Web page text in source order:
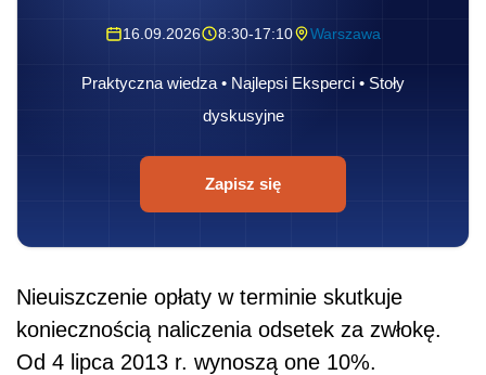
16.09.2026 8:30-17:10 Warszawa
Praktyczna wiedza • Najlepsi Eksperci • Stoły
dyskusyjne
Zapisz się
Nieuiszczenie opłaty w terminie skutkuje
koniecznością naliczenia odsetek za zwłokę.
Od 4 lipca 2013 r. wynoszą one 10%.